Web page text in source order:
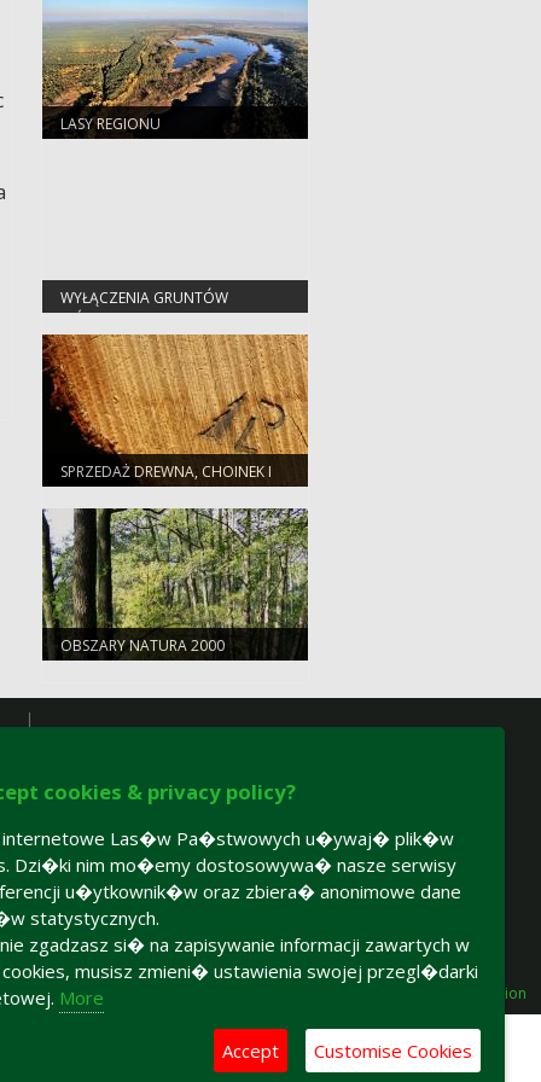
LASY REGIONU
WYŁĄCZENIA GRUNTÓW
LEŚNYCH Z PRODUKCJI
SPRZEDAŻ DREWNA, CHOINEK I
SADZONEK
OBSZARY NATURA 2000
Accesibility declaration
cookies & privacy policy?
internetowe Las�w Pa�stwowych u�ywaj� plik�w
Dzi�ki nim mo�emy dostosowywa� nasze serwisy
u�ytkownik�w oraz zbiera� anonimowe dane
statystycznych.
zgadzasz si� na zapisywanie informacji zawartych w
cookies, musisz zmieni� ustawienia swojej przegl�darki
More
Accept Customise Cookies